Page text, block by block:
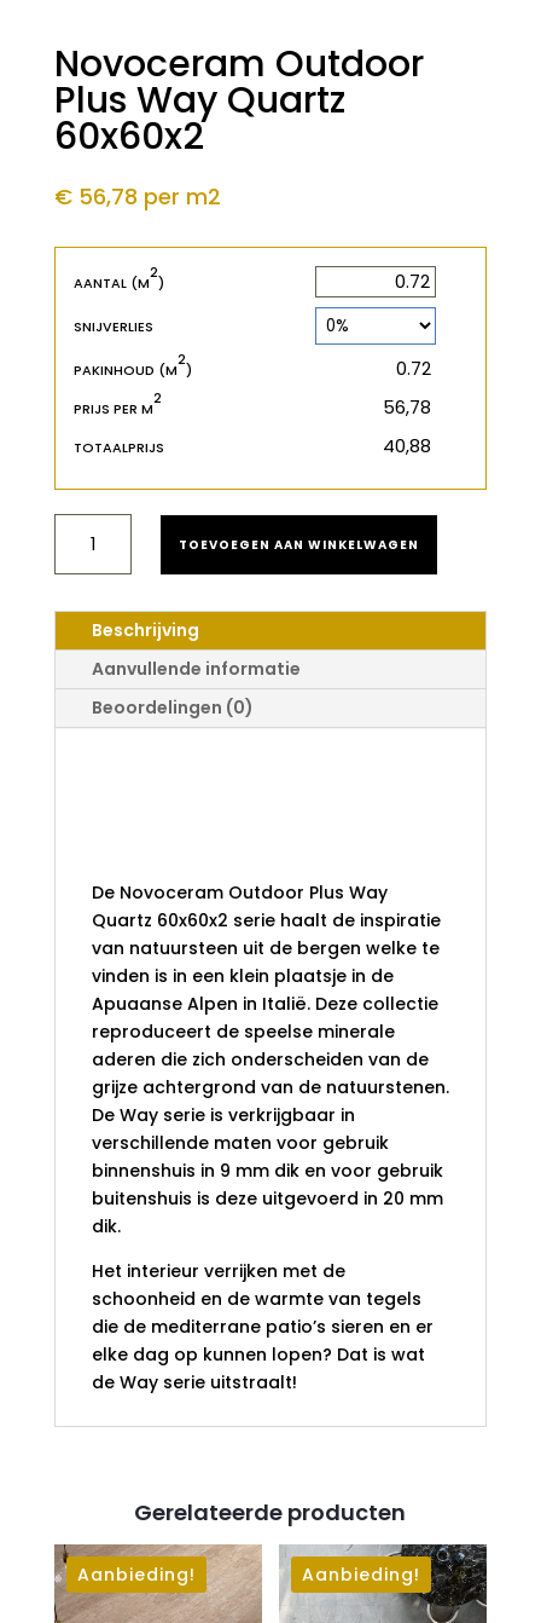
Novoceram Outdoor
Plus Way Quartz
60x60x2
€ 56,78 per m2
AANTAL (M
2
)
SNIJVERLIES
PAKINHOUD (M
2
)
PRIJS PER M
2
TOTAALPRIJS
OUTDOOR
PLUS
QUARTZ
60X60X2
AANTAL
TOEVOEGEN AAN WINKELWAGEN
Beschrijving
Aanvullende informatie
Beoordelingen (0)
De Novoceram Outdoor Plus Way
Quartz 60x60x2 serie haalt de inspiratie
van natuursteen uit de bergen welke te
vinden is in een klein plaatsje in de
Apuaanse Alpen in Italië. Deze collectie
reproduceert de speelse minerale
aderen die zich onderscheiden van de
grijze achtergrond van de natuurstenen.
De Way serie is verkrijgbaar in
verschillende maten voor gebruik
binnenshuis in 9 mm dik en voor gebruik
buitenshuis is deze uitgevoerd in 20 mm
dik.
Het interieur verrijken met de
schoonheid en de warmte van tegels
die de mediterrane patio’s sieren en er
elke dag op kunnen lopen? Dat is wat
de Way serie uitstraalt!
Gerelateerde producten
Aanbieding! Aanbieding!